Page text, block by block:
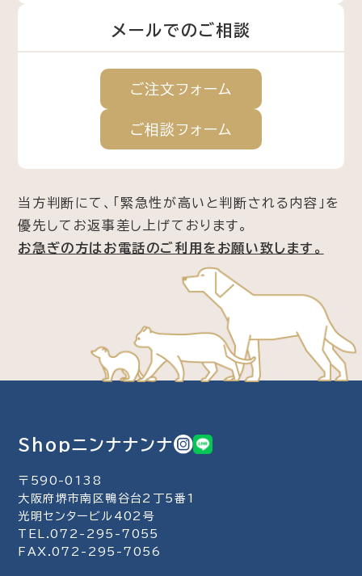
メールでのご相談
ご注文フォーム
ご相談フォーム
当方判断にて、「緊急性が高いと判断される内容」を
優先してお返事差し上げております。
お急ぎの方はお電話のご利用をお願い致します。
Shopニンナナンナ
〒590-0138
大阪府堺市南区鴨谷台2丁5番1
光明センタービル402号
TEL.072-295-7055
FAX.072-295-7056